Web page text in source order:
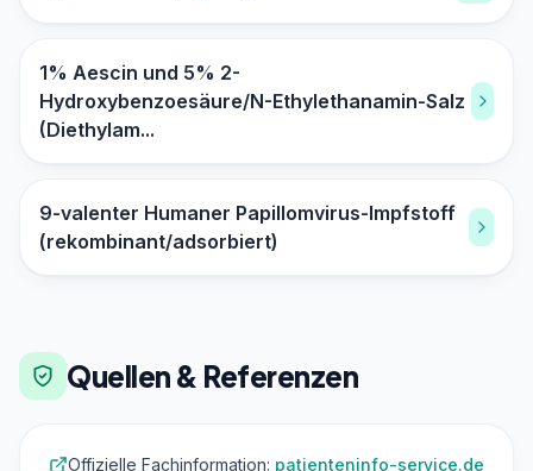
1% Aescin und 5% 2-
Hydroxybenzoesäure/N-Ethylethanamin-Salz
(Diethylam...
9-valenter Humaner Papillomvirus-Impfstoff
(rekombinant/adsorbiert)
Quellen & Referenzen
Offizielle Fachinformation: patienteninfo-service.de